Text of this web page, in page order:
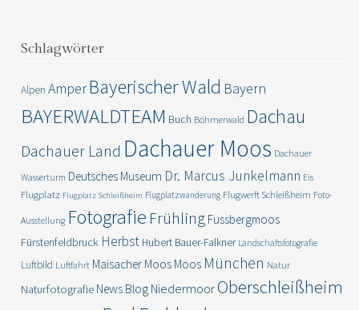
Schlagwörter
Alpen AmperBayerischer Wald Bayern
BAYERWALDTEAM Buch Böhmerwald Dachau
Dachauer Land Dachauer Moos Dachauer
Wasserturm Deutsches Museum Dr. Marcus Junkelmann Eis
Flugplatz Flugplatz Schleißheim Flugplatzwanderung Flugwerft Schleißheim Foto-
Ausstellung Fotografie Frühling Fussbergmoos
Fürstenfeldbruck Herbst Hubert Bauer-Falkner Landschaftsfotografie
Luftbild Luftfahrt Maisacher Moos Moos München Natur
Naturfotografie News Blog Niedermoor Oberschleißheim